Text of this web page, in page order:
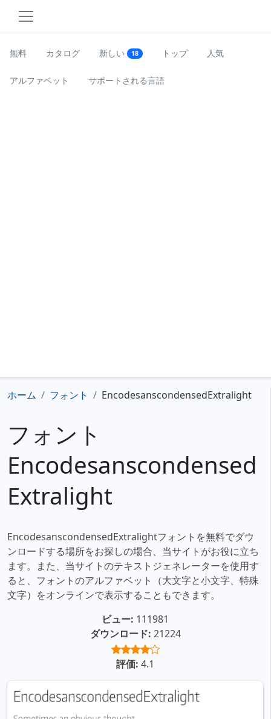
無料 カタログ 新しい 18 トップ 人気
アルファベット サポートされる言語
ホーム フォント EncodesanscondensedExtralight
フォント
Encodesanscondensed
Extralight
EncodesanscondensedExtralightフォントを無料でダウ
ンロードする場所をお探しの場合、当サイトがお役に立ち
ます。また、当サイトのテキストジェネレーターを使用す
ると、フォントのアルファベット（大文字と小文字、特殊
文字）をオンラインで表示することもできます。
ビュー: 111981
ダウンロード: 21224
評価: 4.1